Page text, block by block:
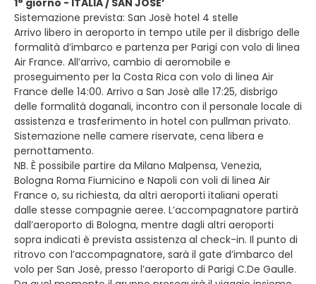
1° giorno - ITALIA / SAN JOSE’
Sistemazione prevista: San Josè hotel 4 stelle
Arrivo libero in aeroporto in tempo utile per il disbrigo delle
formalità d’imbarco e partenza per Parigi con volo di linea
Air France. All’arrivo, cambio di aeromobile e
proseguimento per la Costa Rica con volo di linea Air
France delle 14:00. Arrivo a San Josè alle 17:25, disbrigo
delle formalità doganali, incontro con il personale locale di
assistenza e trasferimento in hotel con pullman privato.
Sistemazione nelle camere riservate, cena libera e
pernottamento.
NB. È possibile partire da Milano Malpensa, Venezia,
Bologna Roma Fiumicino e Napoli con voli di linea Air
France o, su richiesta, da altri aeroporti italiani operati
dalle stesse compagnie aeree. L’accompagnatore partirà
dall’aeroporto di Bologna, mentre dagli altri aeroporti
sopra indicati è prevista assistenza al check-in. Il punto di
ritrovo con l’accompagnatore, sarà il gate d’imbarco del
volo per San Josè, presso l’aeroporto di Parigi C.De Gaulle.